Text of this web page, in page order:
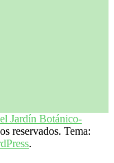
Jardín Botánico-
reservados. Tema:
.